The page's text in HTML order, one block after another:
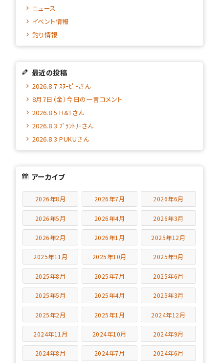
ニュース
イベント情報
釣り情報
最近の投稿
2026.8.7 ｽﾇｰﾋﾟｰさん
8月7日（金）今日の一言コメント
2026.8.5 H&Tさん
2026.8.3 ﾌﾟﾗﾝﾄﾘｰさん
2026.8.3 PUKUさん
アーカイブ
2026年8月 2026年7月 2026年6月
2026年5月 2026年4月 2026年3月
2026年2月 2026年1月 2025年12月
2025年11月 2025年10月 2025年9月
2025年8月 2025年7月 2025年6月
2025年5月 2025年4月 2025年3月
2025年2月 2025年1月 2024年12月
2024年11月 2024年10月 2024年9月
2024年8月 2024年7月 2024年6月